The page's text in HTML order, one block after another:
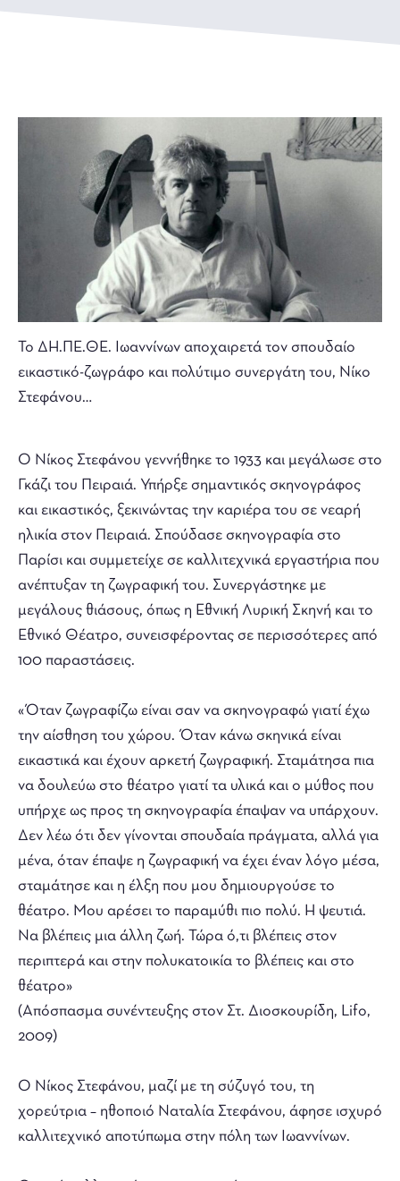
Το ΔΗ.ΠΕ.ΘΕ. Ιωαννίνων αποχαιρετά τον σπουδαίο
εικαστικό-ζωγράφο και πολύτιμο συνεργάτη του, Νίκο
Στεφάνου…
Ο Νίκος Στεφάνου γεννήθηκε το 1933 και μεγάλωσε στο
Γκάζι του Πειραιά. Υπήρξε σημαντικός σκηνογράφος
και εικαστικός, ξεκινώντας την καριέρα του σε νεαρή
ηλικία στον Πειραιά. Σπούδασε σκηνογραφία στο
Παρίσι και συμμετείχε σε καλλιτεχνικά εργαστήρια που
ανέπτυξαν τη ζωγραφική του. Συνεργάστηκε με
μεγάλους θιάσους, όπως η Εθνική Λυρική Σκηνή και το
Εθνικό Θέατρο, συνεισφέροντας σε περισσότερες από
100 παραστάσεις.
«Όταν ζωγραφίζω είναι σαν να σκηνογραφώ γιατί έχω
την αίσθηση του χώρου. Όταν κάνω σκηνικά είναι
εικαστικά και έχουν αρκετή ζωγραφική. Σταμάτησα πια
να δουλεύω στο θέατρο γιατί τα υλικά και ο μύθος που
υπήρχε ως προς τη σκηνογραφία έπαψαν να υπάρχουν.
Δεν λέω ότι δεν γίνονται σπουδαία πράγματα, αλλά για
μένα, όταν έπαψε η ζωγραφική να έχει έναν λόγο μέσα,
σταμάτησε και η έλξη που μου δημιουργούσε το
θέατρο. Μου αρέσει το παραμύθι πιο πολύ. Η ψευτιά.
Να βλέπεις μια άλλη ζωή. Τώρα ό,τι βλέπεις στον
περιπτερά και στην πολυκατοικία το βλέπεις και στο
θέατρο»
(Απόσπασμα συνέντευξης στον Στ. Διοσκουρίδη, Lifo,
2009)
Ο Νίκος Στεφάνου, μαζί με τη σύζυγό του, τη
χορεύτρια – ηθοποιό Ναταλία Στεφάνου, άφησε ισχυρό
καλλιτεχνικό αποτύπωμα στην πόλη των Ιωαννίνων.